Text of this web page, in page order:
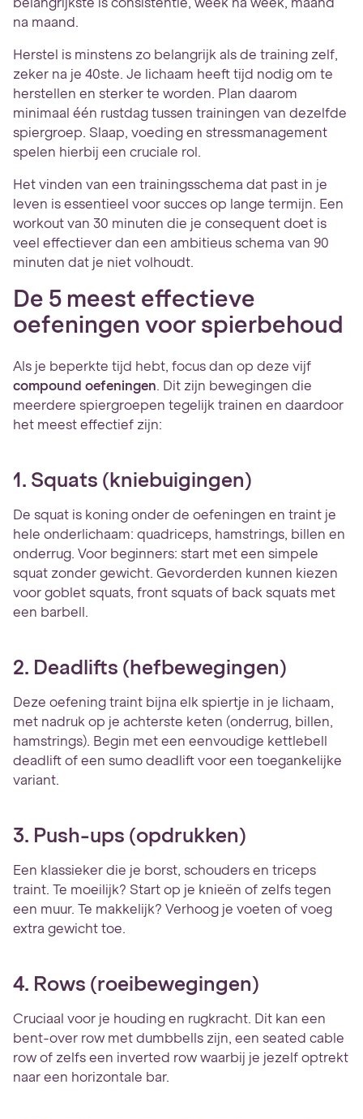
na maand.
Herstel is minstens zo belangrijk als de training zelf,
zeker na je 40ste. Je lichaam heeft tijd nodig om te
herstellen en sterker te worden. Plan daarom
minimaal één rustdag tussen trainingen van dezelfde
spiergroep. Slaap, voeding en stressmanagement
spelen hierbij een cruciale rol.
Het vinden van een trainingsschema dat past in je
leven is essentieel voor succes op lange termijn. Een
workout van 30 minuten die je consequent doet is
veel effectiever dan een ambitieus schema van 90
minuten dat je niet volhoudt.
De 5 meest effectieve
oefeningen voor spierbehoud
Als je beperkte tijd hebt, focus dan op deze vijf
compound oefeningen. Dit zijn bewegingen die
meerdere spiergroepen tegelijk trainen en daardoor
het meest effectief zijn:
1. Squats (kniebuigingen)
De squat is koning onder de oefeningen en traint je
hele onderlichaam: quadriceps, hamstrings, billen en
onderrug. Voor beginners: start met een simpele
squat zonder gewicht. Gevorderden kunnen kiezen
voor goblet squats, front squats of back squats met
een barbell.
2. Deadlifts (hefbewegingen)
Deze oefening traint bijna elk spiertje in je lichaam,
met nadruk op je achterste keten (onderrug, billen,
hamstrings). Begin met een eenvoudige kettlebell
deadlift of een sumo deadlift voor een toegankelijke
variant.
3. Push-ups (opdrukken)
Een klassieker die je borst, schouders en triceps
traint. Te moeilijk? Start op je knieën of zelfs tegen
een muur. Te makkelijk? Verhoog je voeten of voeg
extra gewicht toe.
4. Rows (roeibewegingen)
Cruciaal voor je houding en rugkracht. Dit kan een
bent-over row met dumbbells zijn, een seated cable
row of zelfs een inverted row waarbij je jezelf optrekt
naar een horizontale bar.